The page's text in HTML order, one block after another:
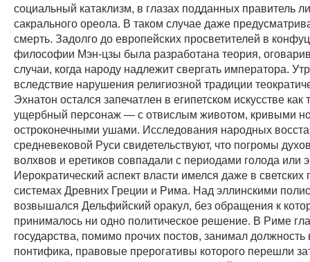
социальный катаклизм, в глазах подданных правитель
сакрального ореола. В таком случае даже
смерть. Задолго до европейских просветителей в
философии Мэн-цзы была разработана теория,
случаи, когда народу надлежит свергать императора.
вследствие нарушения религиозной традиции
Эхнатон остался запечатлен в египетском искусстве как
ущербный персонаж — с отвислым животом, кривыми
остроконечными ушами. Исследования народных
средневековой Руси свидетельствуют, что погромы
волхвов и еретиков совпадали с периодами голода или
Иерократический аспект власти имелся даже в светских
системах Древних Греции и Рима. Над эллинскими
возвышался Дельфийский оракул, без обращения к
принималось ни одно политическое решение. В Риме
государства, помимо прочих постов, занимал должность
понтифика, правовые прерогативы которого перешли